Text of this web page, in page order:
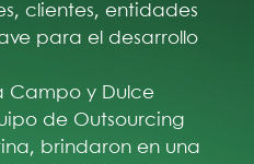
clientes, entidades
para el desarrollo
Campo y Dulce
de Outsourcing
brindaron en una